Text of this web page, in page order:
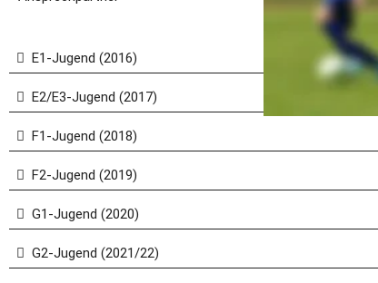
E1-Jugend (2016)
E2/E3-Jugend (2017)
F1-Jugend (2018)
F2-Jugend (2019)
G1-Jugend (2020)
G2-Jugend (2021/22)